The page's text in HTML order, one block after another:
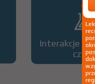
Interakcje z